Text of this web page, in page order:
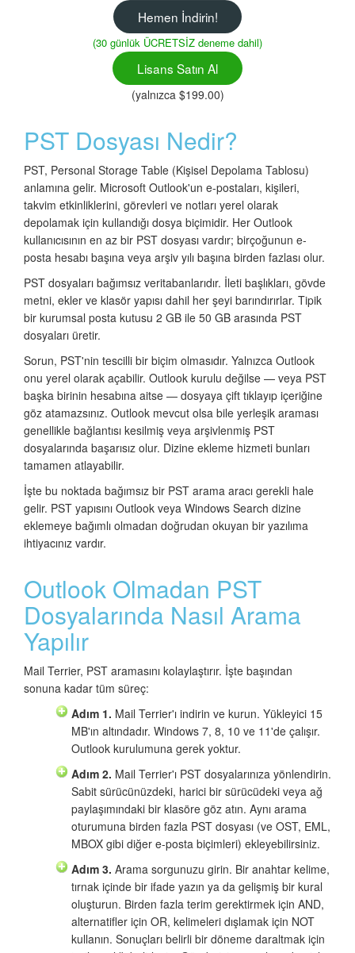
Hemen İndirin!
(30 günlük ÜCRETSİZ deneme dahil)
Lisans Satın Al
(yalnızca $199.00)
PST Dosyası Nedir?
PST, Personal Storage Table (Kişisel Depolama Tablosu)
anlamına gelir. Microsoft Outlook'un e-postaları, kişileri,
takvim etkinliklerini, görevleri ve notları yerel olarak
depolamak için kullandığı dosya biçimidir. Her Outlook
kullanıcısının en az bir PST dosyası vardır; birçoğunun e-
posta hesabı başına veya arşiv yılı başına birden fazlası olur.
PST dosyaları bağımsız veritabanlarıdır. İleti başlıkları, gövde
metni, ekler ve klasör yapısı dahil her şeyi barındırırlar. Tipik
bir kurumsal posta kutusu 2 GB ile 50 GB arasında PST
dosyaları üretir.
Sorun, PST'nin tescilli bir biçim olmasıdır. Yalnızca Outlook
onu yerel olarak açabilir. Outlook kurulu değilse — veya PST
başka birinin hesabına aitse — dosyaya çift tıklayıp içeriğine
göz atamazsınız. Outlook mevcut olsa bile yerleşik araması
genellikle bağlantısı kesilmiş veya arşivlenmiş PST
dosyalarında başarısız olur. Dizine ekleme hizmeti bunları
tamamen atlayabilir.
İşte bu noktada bağımsız bir PST arama aracı gerekli hale
gelir. PST yapısını Outlook veya Windows Search dizine
eklemeye bağımlı olmadan doğrudan okuyan bir yazılıma
ihtiyacınız vardır.
Outlook Olmadan PST
Dosyalarında Nasıl Arama
Yapılır
Mail Terrier, PST aramasını kolaylaştırır. İşte başından
sonuna kadar tüm süreç:
Adım 1. Mail Terrier'ı indirin ve kurun. Yükleyici 15
MB'ın altındadır. Windows 7, 8, 10 ve 11'de çalışır.
Outlook kurulumuna gerek yoktur.
Adım 2. Mail Terrier'ı PST dosyalarınıza yönlendirin.
Sabit sürücünüzdeki, harici bir sürücüdeki veya ağ
paylaşımındaki bir klasöre göz atın. Aynı arama
oturumuna birden fazla PST dosyası (ve OST, EML,
MBOX gibi diğer e-posta biçimleri) ekleyebilirsiniz.
Adım 3. Arama sorgunuzu girin. Bir anahtar kelime,
tırnak içinde bir ifade yazın ya da gelişmiş bir kural
oluşturun. Birden fazla terim gerektirmek için AND,
alternatifler için OR, kelimeleri dışlamak için NOT
kullanın. Sonuçları belirli bir döneme daraltmak için